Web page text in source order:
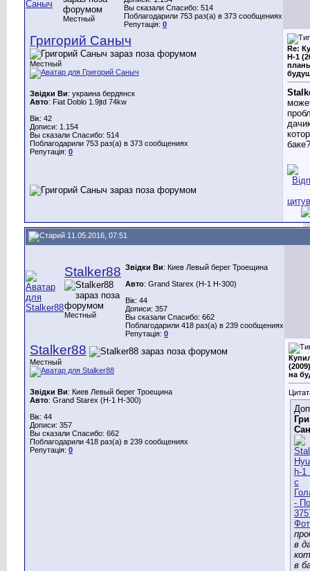
Местный
Вы сказали Спасибо: 514
Поблагодарили 753 раз(а) в 373 сообщениях
Репутація: 0
Григорий Саныч
Местный
Звідки Ви: украина бердянск
Авто: Fiat Doblo 1.9jtd 74kw
Вік: 42
Дописи: 1.154
Вы сказали Спасибо: 514
Поблагодарили 753 раз(а) в 373 сообщениях
Репутація: 0
Re:
H-1
баке?
11.05.2016, 07:51
Stalker88
Местный
Звідки Ви: Киев Левый берег Троещина
Авто: Grand Starex (H-1 H-300)
Вік: 44
Дописи: 357
Вы сказали Спасибо: 662
Поблагодарили 418 раз(а) в 239 сообщениях
Репутація: 0
Stalker88
Местный
Звідки Ви: Киев Левый берег Троещина
Авто: Grand Starex (H-1 H-300)
Вік: 44
Дописи: 357
Вы сказали Спасибо: 662
Поблагодарили 418 раз(а) в 239 сообщениях
Репутація: 0
на
в
в